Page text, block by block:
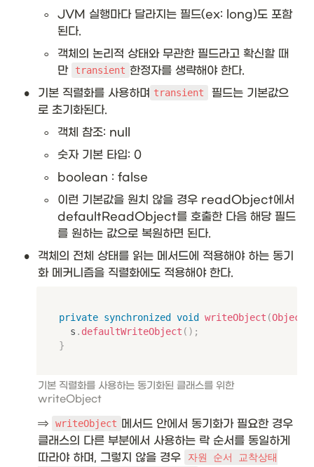
◦
JVM 실행마다 달라지는 필드(ex: long)도 포함
된다.
◦
객체의 논리적 상태와 무관한 필드라고 확신할 때
만
transient 한정자를 생략해야 한다.
• 기본 직렬화를 사용하며 transient
필드는 기본값으
로 초기화된다.
◦ 객체 참조: null
◦ 숫자 기본 타입: 0
◦ boolean : false
◦
이런 기본값을 원치 않을 경우 readObject에서
defaultReadObject를 호출한 다음 해당 필드
를 원하는 값으로 복원하면 된다.
•
객체의 전체 상태를 읽는 메서드에 적용해야 하는 동기
화 메커니즘을 직렬화에도 적용해야 한다.
private synchronized void writeObject (
	s
. defaultWriteObject ( ) ;
}
기본 직렬화를 사용하는 동기화된 클래스를 위한
writeObject
⇒ writeObject 메서드 안에서 동기화가 필요한 경우
클래스의 다른 부분에서 사용하는 락 순서를 동일하게
따라야 하며, 그렇지 않을 경우
자원 순서 교착상태